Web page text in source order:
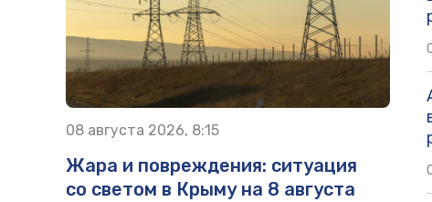
08 августа 2026, 8:15
Жара и повреждения: ситуация
со светом в Крыму на 8 августа